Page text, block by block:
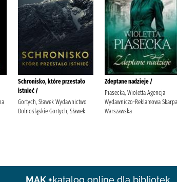
Schronisko, które przestało
istnieć /
Gortych, Sławek Wydawnictwo
Dolnośląskie Gortych, Sławek
Zdeptane nadzieje /
Piasecka, Wioletta Agencja
Wydawniczo-Reklamowa Skarpa
Warszawska
MAK +katalog online dla bibliotek